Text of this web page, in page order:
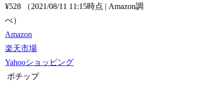
¥528
（2021/08/11 11:15時点 | Amazon調
べ）
Amazon
楽天市場
Yahooショッピング
ポチップ